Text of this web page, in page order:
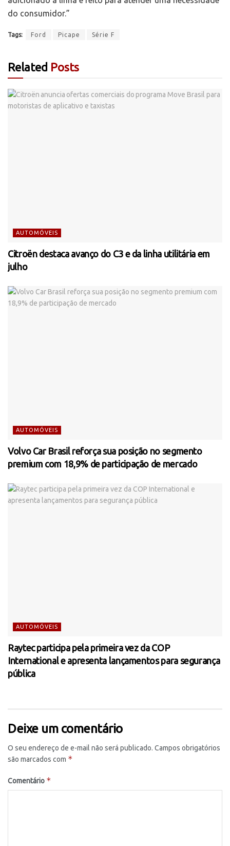
do consumidor.”
Tags: Ford Picape Série F
Related Posts
AUTOMÓVEIS
Citroën destaca avanço do C3 e da linha utilitária em
julho
AUTOMÓVEIS
Volvo Car Brasil reforça sua posição no segmento
premium com 18,9% de participação de mercado
AUTOMÓVEIS
Raytec participa pela primeira vez da COP
International e apresenta lançamentos para segurança
pública
Deixe um comentário
O seu endereço de e-mail não será publicado. Campos obrigatórios
são marcados com *
Comentário *